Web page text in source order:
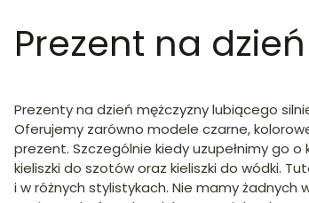
Prezent na
Prezenty na dzień mężczyzny lubiącego
Oferujemy zarówno modele czarne,
prezent. Szczególnie kiedy uzupełnimy go
kieliszki do szotów oraz kieliszki do wódki.
i w różnych stylistykach. Nie mamy